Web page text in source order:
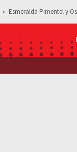
Esmeralda Pimentel y